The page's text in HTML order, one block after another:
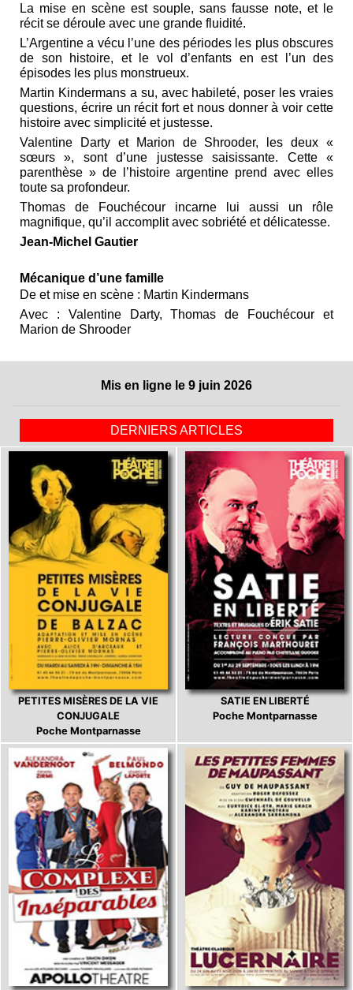
La mise en scène est souple, sans fausse note, et le
récit se déroule avec une grande fluidité.
L’Argentine a vécu l’une des périodes les plus obscures
de son histoire, et le vol d’enfants en est l’un des
épisodes les plus monstrueux.
Martin Kindermans a su, avec habileté, poser les vraies
questions, écrire un récit fort et nous donner à voir cette
histoire avec simplicité et justesse.
Valentine Darty et Marion de Shrooder, les deux «
sœurs », sont d’une justesse saisissante. Cette «
parenthèse » de l’histoire argentine prend avec elles
toute sa profondeur.
Thomas de Fouchécour incarne lui aussi un rôle
magnifique, qu’il accomplit avec sobriété et délicatesse.
Jean-Michel Gautier
Mécanique d’une famille
De et mise en scène : Martin Kindermans
Avec : Valentine Darty, Thomas de Fouchécour et
Marion de Shrooder
Mis en ligne le 9 juin 2026
DERNIERS ARTICLES
PETITES MISÈRES DE LA VIE
CONJUGALE
Poche Montparnasse
SATIE EN LIBERTÉ
Poche Montparnasse